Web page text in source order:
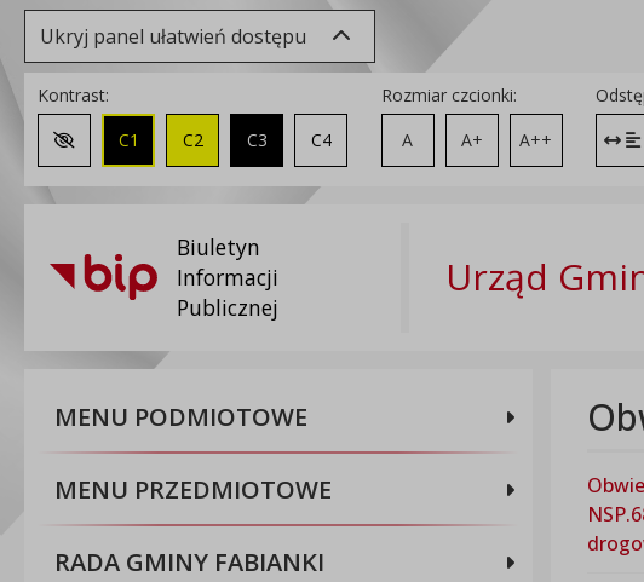
Ukryj panel ułatwień dostępu
Kontrast:
Zmień kontrast na domyślny
C1 C2 C3 C4
Rozmiar czcionki:
A
A+ A++
Biuletyn
Informacji
Publicznej
Urząd
MENU PODMIOTOWE
MENU PRZEDMIOTOWE
RADA GMINY FABIANKI